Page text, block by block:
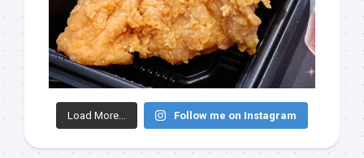
Load More... Follow me on Instagram